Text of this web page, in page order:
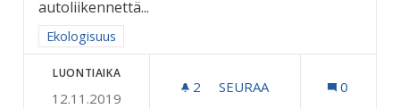
autoliikennettä...
Rajaa tulokset aihepiirin mukaan: Ekologisuus
Ekologisuus
LUONTIAIKA
12.11.2019
2 2 SEURAAJAA
SEURAA 0